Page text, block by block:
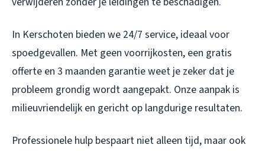
In Kerschoten bieden we 24/7 service, ideaal voor
spoedgevallen. Met geen voorrijkosten, een gratis
offerte en 3 maanden garantie weet je zeker dat je
probleem grondig wordt aangepakt. Onze aanpak is
milieuvriendelijk en gericht op langdurige resultaten.
Professionele hulp bespaart niet alleen tijd, maar ook